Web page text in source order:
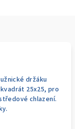
držáku
25x25, pro
chlazení.